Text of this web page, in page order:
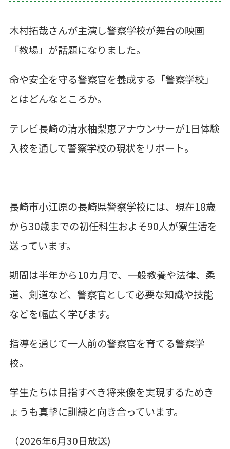
木村拓哉さんが主演し警察学校が舞台の映画
「教場」が話題になりました。
命や安全を守る警察官を養成する「警察学校」
とはどんなところか。
テレビ長崎の清水柚梨恵アナウンサーが1日体験
入校を通して警察学校の現状をリポート。
長崎市小江原の長崎県警察学校には、現在18歳
から30歳までの初任科生およそ90人が寮生活を
送っています。
期間は半年から10カ月で、一般教養や法律、柔
道、剣道など、警察官として必要な知識や技能
などを幅広く学びます。
指導を通じて一人前の警察官を育てる警察学
校。
学生たちは目指すべき将来像を実現するためき
ょうも真摯に訓練と向き合っています。
（2026年6月30日放送)